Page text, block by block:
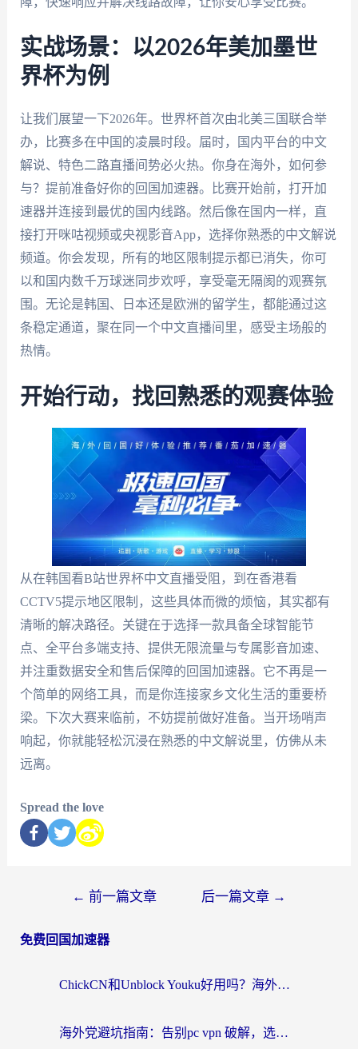
实战场景：以2026年美加墨世
界杯为例
让我们展望一下2026年。世界杯首次由北美三国联合举
办，比赛多在中国的凌晨时段。届时，国内平台的中文
解说、特色二路直播间势必火热。你身在海外，如何参
与？提前准备好你的回国加速器。比赛开始前，打开加
速器并连接到最优的国内线路。然后像在国内一样，直
接打开咪咕视频或央视影音App，选择你熟悉的中文解说
频道。你会发现，所有的地区限制提示都已消失，你可
以和国内数千万球迷同步欢呼，享受毫无隔阂的观赛氛
围。无论是韩国、日本还是欧洲的留学生，都能通过这
条稳定通道，聚在同一个中文直播间里，感受主场般的
热情。
开始行动，找回熟悉的观赛体验
从在韩国看B站世界杯中文直播受阻，到在香港看
CCTV5提示地区限制，这些具体而微的烦恼，其实都有
清晰的解决路径。关键在于选择一款具备全球智能节
点、全平台多端支持、提供无限流量与专属影音加速、
并注重数据安全和售后保障的回国加速器。它不再是一
个简单的网络工具，而是你连接家乡文化生活的重要桥
梁。下次大赛来临前，不妨提前做好准备。当开场哨声
响起，你就能轻松沉浸在熟悉的中文解说里，仿佛从未
远离。
Spread the love
← 前一篇文章 后一篇文章 →
免费回国加速器
ChickCN和Unblock Youku好用吗？海外党亲测3款回国加速器，附iOS免费选择指南
海外党避坑指南：告别pc vpn 破解，选对回国加速器轻松访问国内资源